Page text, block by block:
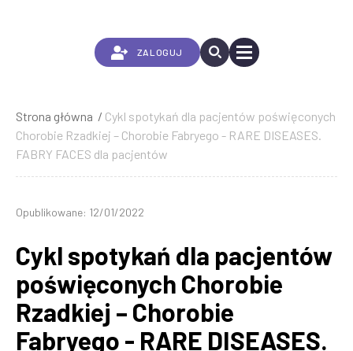
ZALOGUJ
Ścieżka
nawigacyjna
Strona główna
Cykl spotykań dla pacjentów poświęconych
Chorobie Rzadkiej – Chorobie Fabryego - RARE DISEASES.
FABRY FACES dla pacjentów
Opublikowane: 12/01/2022
Cykl spotykań dla pacjentów
poświęconych Chorobie
Rzadkiej – Chorobie
Fabryego - RARE DISEASES.